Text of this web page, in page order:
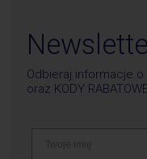
Odbieraj informacje
oraz KODY